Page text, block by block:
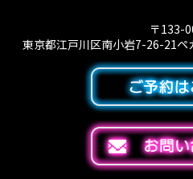
〒133-
東京都江戸川区南小岩7-26-21ペ